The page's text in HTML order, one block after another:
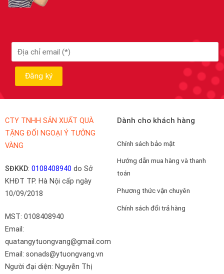
CTY TNHH SẢN XUẤT QUÀ
TẶNG ĐỐI NGOẠI Ý TƯỞNG
VÀNG
SĐKKD: 0108408940 do Sở
KHĐT TP. Hà Nội cấp ngày
10/09/2018
MST: 0108408940
Email:
quatangytuongvang@gmail.com
Email: sonads@ytuongvang.vn
Người đại diện: Nguyễn Thị
Dành cho khách hàng
Chính sách bảo mật
Hướng dẫn mua hàng và thanh
toán
Phương thức vận chuyên
Chính sách đổi trả hàng